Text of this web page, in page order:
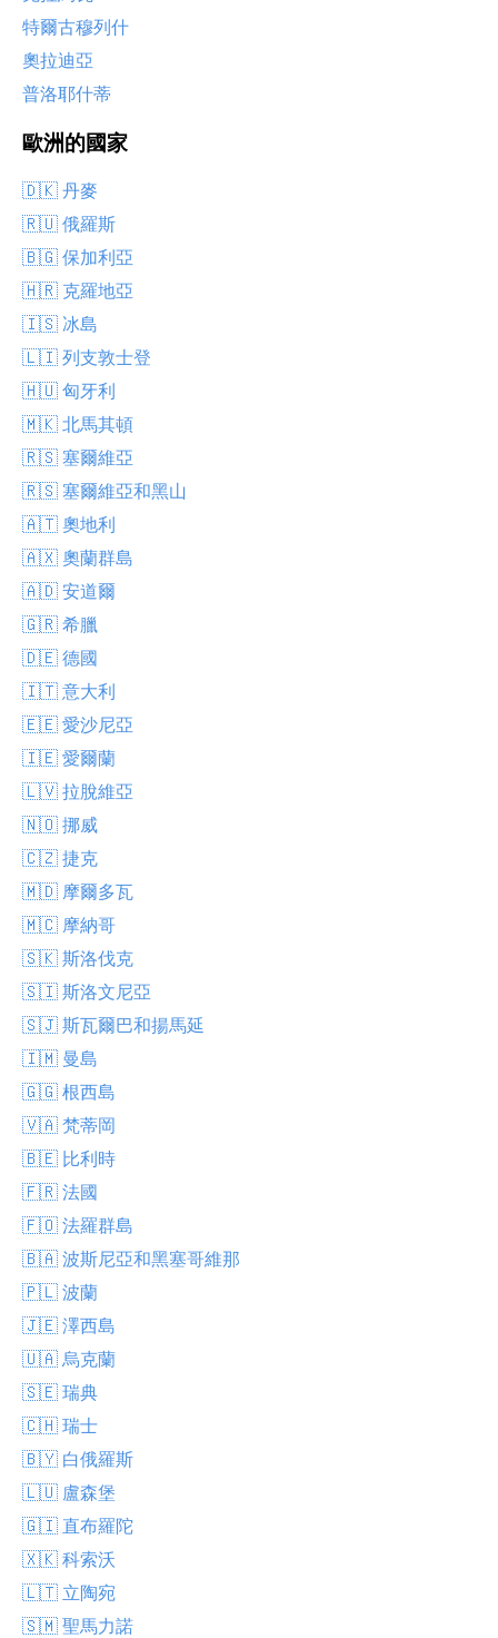
特爾古穆列什
奧拉迪亞
普洛耶什蒂
歐洲的國家
🇩🇰 丹麥
🇷🇺 俄羅斯
🇧🇬 保加利亞
🇭🇷 克羅地亞
🇮🇸 冰島
🇱🇮 列支敦士登
🇭🇺 匈牙利
🇲🇰 北馬其頓
🇷🇸 塞爾維亞
🇷🇸 塞爾維亞和黑山
🇦🇹 奧地利
🇦🇽 奧蘭群島
🇦🇩 安道爾
🇬🇷 希臘
🇩🇪 德國
🇮🇹 意大利
🇪🇪 愛沙尼亞
🇮🇪 愛爾蘭
🇱🇻 拉脫維亞
🇳🇴 挪威
🇨🇿 捷克
🇲🇩 摩爾多瓦
🇲🇨 摩納哥
🇸🇰 斯洛伐克
🇸🇮 斯洛文尼亞
🇸🇯 斯瓦爾巴和揚馬延
🇮🇲 曼島
🇬🇬 根西島
🇻🇦 梵蒂岡
🇧🇪 比利時
🇫🇷 法國
🇫🇴 法羅群島
🇧🇦 波斯尼亞和黑塞哥維那
🇵🇱 波蘭
🇯🇪 澤西島
🇺🇦 烏克蘭
🇸🇪 瑞典
🇨🇭 瑞士
🇧🇾 白俄羅斯
🇱🇺 盧森堡
🇬🇮 直布羅陀
🇽🇰 科索沃
🇱🇹 立陶宛
🇸🇲 聖馬力諾